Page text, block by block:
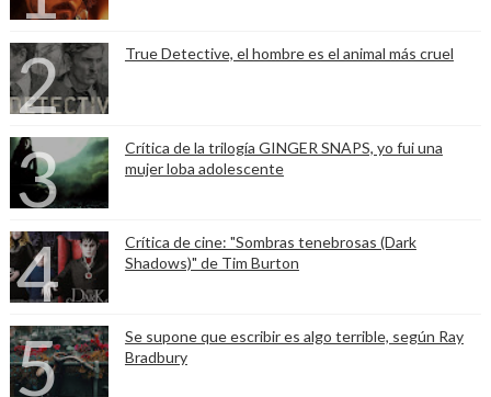
True Detective, el hombre es el animal más cruel
Crítica de la trilogía GINGER SNAPS, yo fui una
mujer loba adolescente
Crítica de cine: "Sombras tenebrosas (Dark
Shadows)" de Tim Burton
Se supone que escribir es algo terrible, según Ray
Bradbury